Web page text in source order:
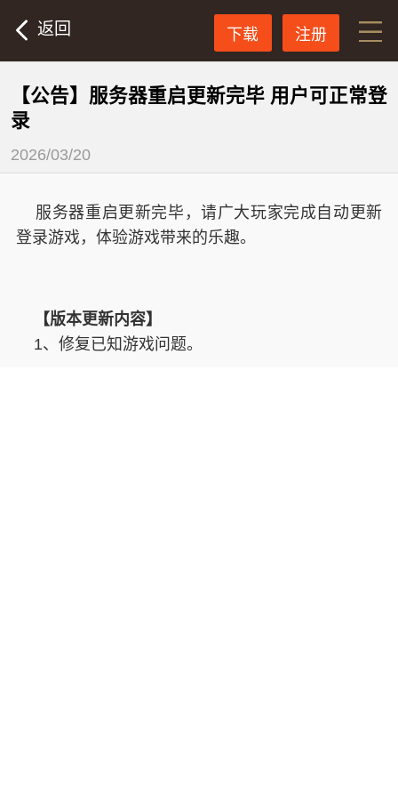
返回 注册
下载
【公告】服务器重启更新完毕 用户可正常登
录
2026/03/20
服务器重启更新完毕，请广大玩家完成自动更新
登录游戏，体验游戏带来的乐趣。
【版本更新内容】
1、修复已知游戏问题。